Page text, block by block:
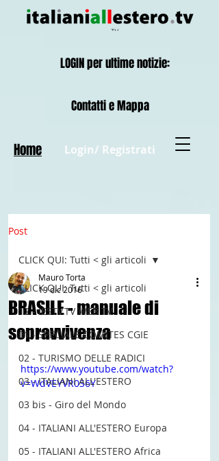
Login/ Registrati
Contatti e Mappa
Home
LOGIN per ultime notizie:
Post
CLICK QUI: Tutti < gli articoli
12 - IESTV.TV WEB TV
01 - SPECIALE COMITES CGIE
02 - TURISMO DELLE RADICI
03 - ITALIANI ALL'ESTERO
03 bis - Giro del Mondo
04 - ITALIANI ALL'ESTERO Europa
05 - ITALIANI ALL'ESTERO Africa
CLICK QUI: Tutti < gli articoli
BRASILE - manuale di
sopravvivenza
Mauro Torta
19 dic 2016
https://www.youtube.com/watch?
v=WdVEYVR0S6Y